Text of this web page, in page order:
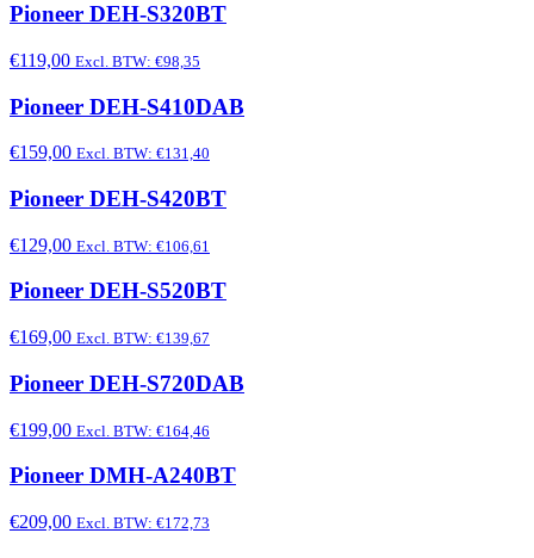
Pioneer DEH-S320BT
€119,00 Excl. BTW: €98,35
Pioneer DEH-S410DAB
€159,00 Excl. BTW: €131,40
Pioneer DEH-S420BT
€129,00 Excl. BTW: €106,61
Pioneer DEH-S520BT
€169,00 Excl. BTW: €139,67
Pioneer DEH-S720DAB
€199,00 Excl. BTW: €164,46
Pioneer DMH-A240BT
€209,00 Excl. BTW: €172,73